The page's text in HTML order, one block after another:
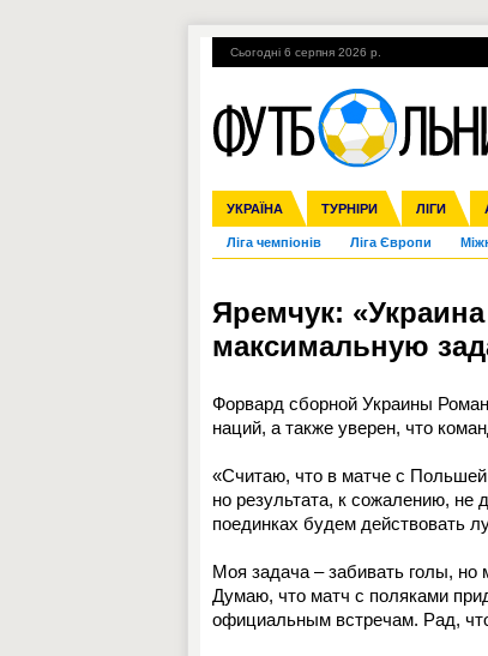
Сьогодні 6 серпня 2026 р.
УКРАЇНА ТУРНІРИ ЛІГИ
Збірна Прем'єр-ліга Перша ліга
Ліга чемпіонів Ліга Європи
Англія Іспанія Італія
ЧС-2014 ЄВРО-2016 Росія
Гарячі теми УПЛ, 1-й тур
Яремчук:
максимальную
Форвард сборной Украины
наций, а также уверен, что
«Считаю, что в матче с
но результата, к сожалению,
поединках будем действовать
Моя задача – забивать голы, но
Думаю, что матч с поляками
официальным встречам. Рад,